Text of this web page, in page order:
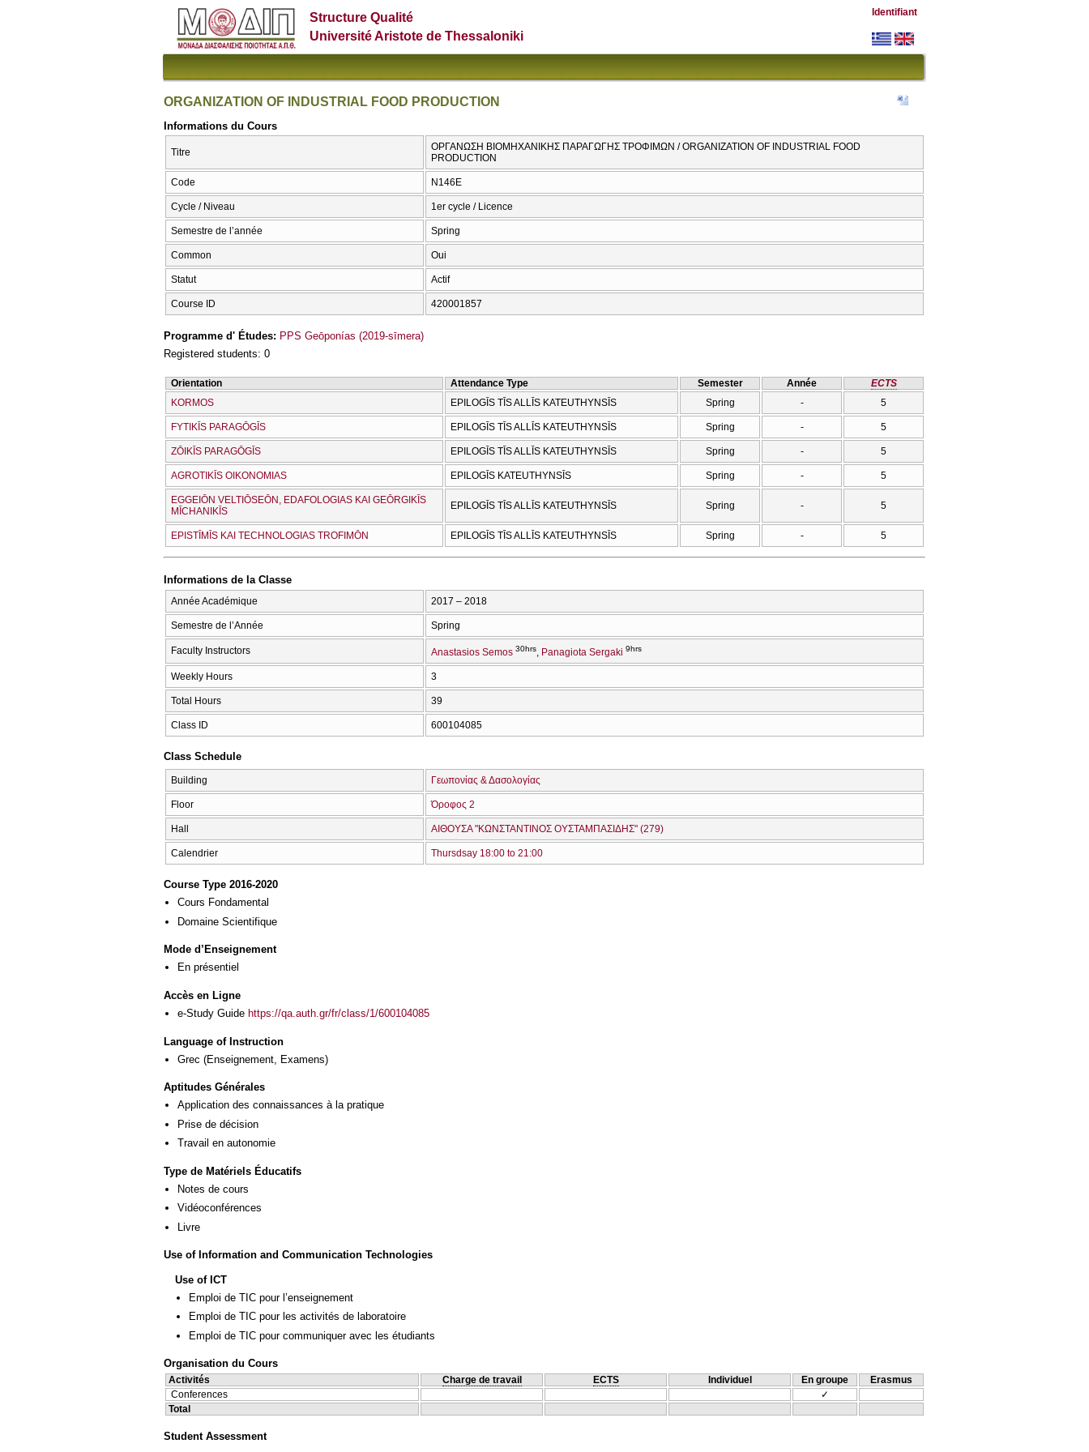
Structure Qualité
Université Aristote de Thessaloniki
Identifiant
ORGANIZATION OF INDUSTRIAL FOOD PRODUCTION
Informations du Cours
Titre
ΟΡΓΑΝΩΣΗ ΒΙΟΜΗΧΑΝΙΚΗΣ ΠΑΡΑΓΩΓΗΣ ΤΡΟΦΙΜΩΝ / ORGANIZATION OF INDUSTRIAL FOOD
PRODUCTION
Code Ν146Ε
Cycle / Niveau 1er cycle / Licence
Semestre de l’année Spring
Common Oui
Statut Actif
Course ID 420001857
Programme d' Études: PPS Geōponías (2019-sīmera)
Registered students: 0
Orientation Attendance Type Semester Année
ECTS
KORMOS
EPILOGĪS TĪS ALLĪS KATEUTHYNSĪS Spring - 5
FYTIKĪS PARAGŌGĪS EPILOGĪS TĪS ALLĪS KATEUTHYNSĪS Spring - 5
ZŌIKĪS PARAGŌGĪS EPILOGĪS TĪS ALLĪS KATEUTHYNSĪS Spring - 5
AGROTIKĪS OIKONOMIAS EPILOGĪS KATEUTHYNSĪS Spring - 5
EGGEIŌN VELTIŌSEŌN, EDAFOLOGIAS KAI GEŌRGIKĪS
MĪCΗANIKĪS
EPILOGĪS TĪS ALLĪS KATEUTHYNSĪS Spring - 5
EPISTĪMĪS KAI TECΗNOLOGIAS TROFIMŌN EPILOGĪS TĪS ALLĪS KATEUTHYNSĪS Spring - 5
Informations de la Classe
Année Académique 2017 – 2018
Semestre de l’Année Spring
Faculty Instructors Anastasios Semos 30hrs Panagiota Sergaki 9hrs
Weekly Hours 3
Total Hours 39
Class ID 600104085
Class Schedule
Building Γεωπονίας & Δασολογίας
Floor Όροφος 2
Hall ΑΙΘΟΥΣΑ "ΚΩΝΣΤΑΝΤΙΝΟΣ ΟΥΣΤΑΜΠΑΣΙΔΗΣ" (279)
Calendrier Thursdsay 18:00 to 21:00
Course Type 2016-2020
Cours Fondamental
Domaine Scientifique
Mode d’Enseignement
En présentiel
Accès en Ligne
e-Study Guide https://qa.auth.gr/fr/class/1/600104085
Language of Instruction
Grec (Enseignement, Examens)
Aptitudes Générales
Application des connaissances à la pratique
Prise de décision
Travail en autonomie
Type de Matériels Éducatifs
Notes de cours
Vidéoconférences
Livre
Use of Information and Communication Technologies
Use of ICT
Emploi de TIC pour l’enseignement
Emploi de TIC pour les activités de laboratoire
Emploi de TIC pour communiquer avec les étudiants
Organisation du Cours
Activités Charge de travail ECTS Individuel En groupe
Erasmus
Conferences
✓
Total
Student Assessment